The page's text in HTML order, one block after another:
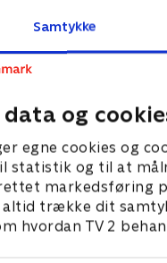
Samtykke
data og
egne cookies og
statistik og til at
markedsføring
altid trække dit
hvordan TV 2
alle
i
Carly er lun
cool og ser
ham til at
1. juli 2021 • 22